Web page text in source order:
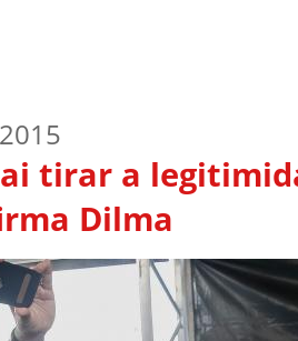
tirar a
Dilma